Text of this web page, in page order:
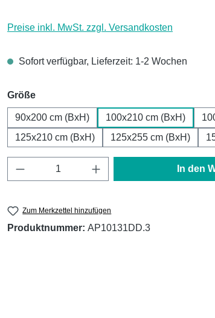
Preise inkl. MwSt. zzgl. Versandkosten
Sofort verfügbar, Lieferzeit: 1-2 Wochen
Größeauswählen
90x200 cm (BxH) 100x210 cm (BxH)
125x210 cm (BxH)
125x255 cm (BxH)
Produkt Anzahl: Gib den In den
Zum Merkzettel hinzufügen
Produktnummer: AP10131DD.3